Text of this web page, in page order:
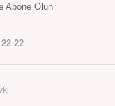
Abone Olun
22